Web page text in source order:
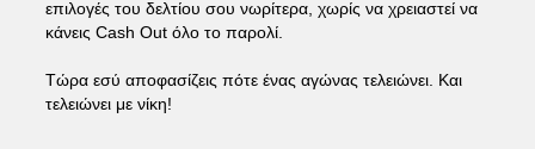
επιλογές του δελτίου σου νωρίτερα, χωρίς να χρειαστεί να
κάνεις Cash Out όλο το παρολί.
Τώρα εσύ αποφασίζεις πότε ένας αγώνας τελειώνει. Και
τελειώνει με νίκη!